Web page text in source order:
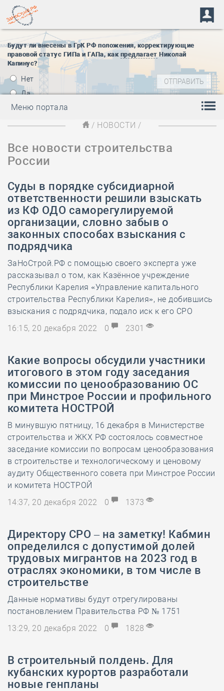
Будут ли внесены в ГрК РФ положения, корректирующие
правовой статус ГИПа и ГАПа, как предлагает Николай
Капинус?
Нет
Да
Меню портала
/ НОВОСТИ /
Все новости строительства
России
Суды в порядке субсидиарной
ответственности решили взыскать
из КФ ОДО саморегулируемой
организации, словно забыв о
законных способах взыскания с
подрядчика
ЗаНоСтрой.РФ с помощью своего эксперта уже
рассказывал о том, как Казённое учреждение
Республики Карелия «Управление капитального
строительства Республики Карелия», не добившись
взыскания с подрядчика, подало иск к его СРО
16:15, 20 декабря 2022
0 2301
Какие вопросы обсудили участники
итогового в этом году заседания
комиссии по ценообразованию ОС
при Минстрое России и профильного
комитета НОСТРОЙ
В минувшую пятницу, 16 декабря в Министерстве
строительства и ЖКХ РФ состоялось совместное
заседание комиссии по вопросам ценообразования
в строительстве и технологическому и ценовому
аудиту Общественного совета при Минстрое России
и комитета НОСТРОЙ
14:37, 20 декабря 2022
0 1373
Директору СРО – на заметку! Кабмин
определился с допустимой долей
трудовых мигрантов на 2023 год в
отраслях экономики, в том числе в
строительстве
Данные нормативы будут отрегулированы
постановлением Правительства РФ № 1751
13:29, 20 декабря 2022
0 1828
В строительный полдень. Для
кубанских курортов разработали
новые генпланы